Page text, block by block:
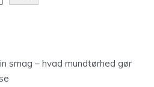
smag – hvad mundtørhed gør